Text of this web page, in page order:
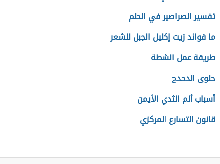
تفسير الصراصير في الحلم
ما فوائد زيت إكليل الجبل للشعر
طريقة عمل الشطة
حلوى الدحدح
أسباب ألم الثدي الأيمن
قانون التسارع المركزي